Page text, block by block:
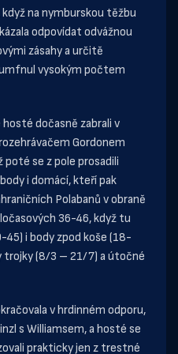
na nymburskou těžbu
odpovídat odvážnou
zásahy a určitě
vysokým počtem
dočasně zabrali v
Gordonem
poté se z pole prosadili
i domácí, kteří pak
Polabanů v obraně
36-46, když tu
i body zpod koše (18-
trojky (8/3 – 21/7) a útočné
v hrdinném odporu,
s Williamsem, a hosté se
prakticky jen z trestné